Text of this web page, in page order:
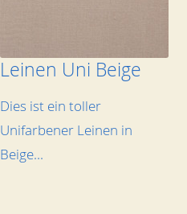
Leinen Uni Beige
Dies ist ein toller
Unifarbener Leinen in
Beige...